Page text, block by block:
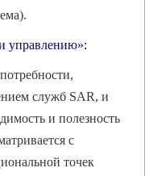
управлению»:
служб SAR, и
и полезность
с
точек